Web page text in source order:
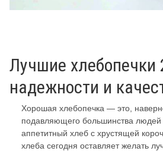
Лучшие хлебопечки
надежности и
Хорошая хлебопечка — это,
подавляющего большинства людей
аппетитный хлеб с хрустящей
хлеба сегодня оставляет желать